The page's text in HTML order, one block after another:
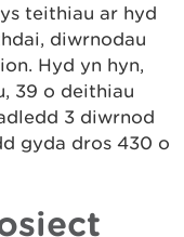
teithiau ar hyd
diwrnodau
Hyd yn hyn,
39 o deithiau
3 diwrnod
gyda dros 430 o